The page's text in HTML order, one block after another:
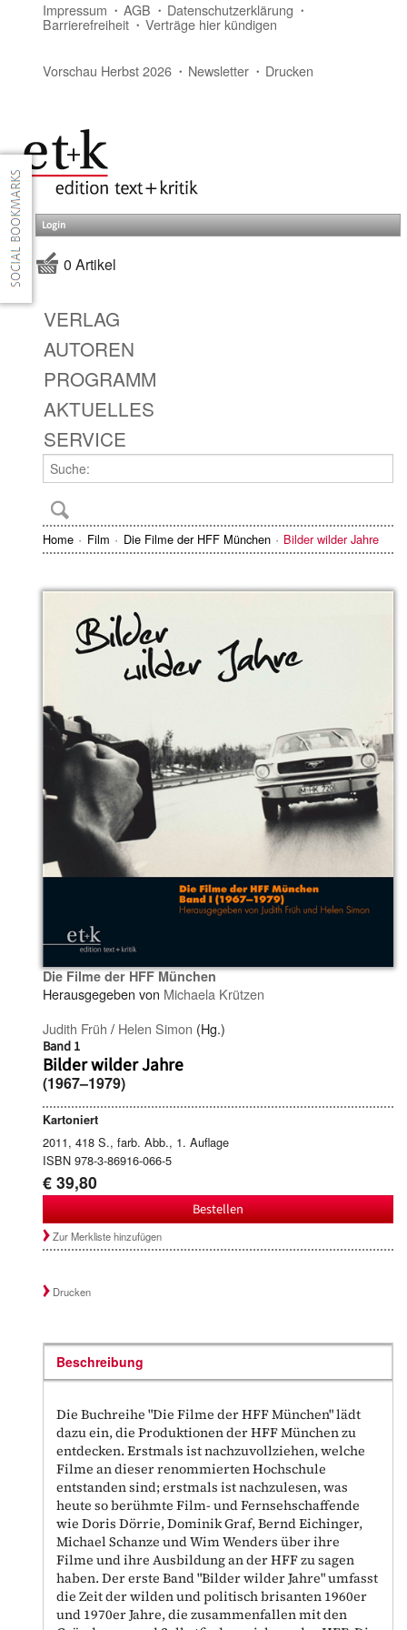
Impressum AGB Datenschutzerklärung
Barrierefreiheit Verträge hier kündigen
Vorschau Herbst 2026 Newsletter Drucken
Login
0 Artikel
VERLAG
AUTOREN
PROGRAMM
AKTUELLES
SERVICE
Home Film Die Filme der HFF München Bilder wilder Jahre
Die Filme der HFF München
Herausgegeben von Michaela Krützen
Judith Früh / Helen Simon (Hg.)
Band 1
Bilder wilder Jahre
(1967–1979)
Kartoniert
2011, 418 S., farb. Abb., 1. Auflage
ISBN 978-3-86916-066-5
€ 39,80
Bestellen
Zur Merkliste hinzufügen
Drucken
Beschreibung
Die Buchreihe "Die Filme der HFF München" lädt
dazu ein, die Produktionen der HFF München zu
entdecken. Erstmals ist nachzuvollziehen, welche
Filme an dieser renommierten Hochschule
entstanden sind; erstmals ist nachzulesen, was
heute so berühmte Film- und Fernsehschaffende
wie Doris Dörrie, Dominik Graf, Bernd Eichinger,
Michael Schanze und Wim Wenders über ihre
Filme und ihre Ausbildung an der HFF zu sagen
haben. Der erste Band "Bilder wilder Jahre" umfasst
die Zeit der wilden und politisch brisanten 1960er
und 1970er Jahre, die zusammenfallen mit den